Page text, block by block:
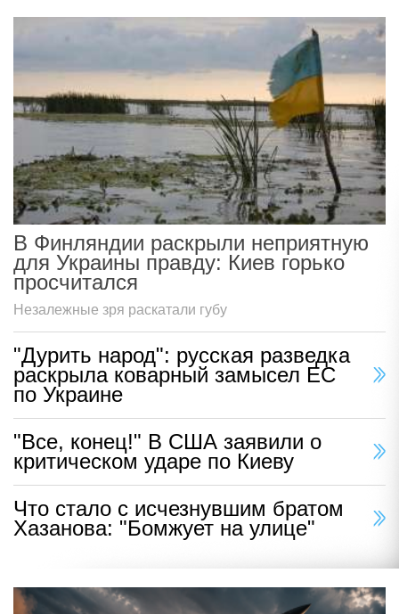
В Финляндии раскрыли неприятную
для Украины правду: Киев горько
просчитался
Незалежные зря раскатали губу
"Дурить народ": русская разведка
раскрыла коварный замысел ЕС
по Украине
"Все, конец!" В США заявили о
критическом ударе по Киеву
Что стало с исчезнувшим братом
Хазанова: "Бомжует на улице"